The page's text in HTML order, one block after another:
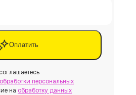
Оплатить
персональных
на обработку данных